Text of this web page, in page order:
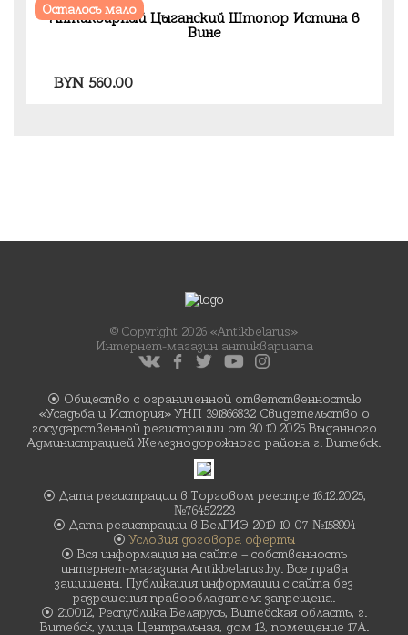
Осталось мало
Антикварный Цыганский Штопор Истина в
Вине
BYN560.00
© Copyright 2026 «Antikbelarus»
Интернет-магазин антиквариата
⦿ Общество с ограниченной ответственностью
«Усадьба и История» УНП 391866832 Свидетельство о
государственной регистрации от 30.10.2025 Выданного
Администрацией Железнодорожного района г. Витебск.
⦿ Дата регистрации в Торговом реестре 16.12.2025,
№76452223
⦿ Дата регистрации в БелГИЭ 2019-10-07 №158994
⦿Условия договора оферты
⦿ Вся информация на сайте – собственность
интернет-магазина Antikbelarus.by. Все права
защищены. Публикация информации с сайта без
разрешения правообладателя запрещена.
⦿ 210012, Республика Беларусь, Витебская область, г.
Витебск, улица Центральная, дом 13, помещение 17А.